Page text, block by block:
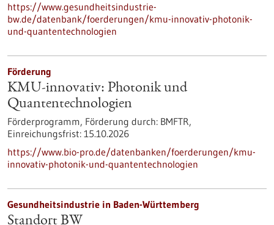
https://www.gesundheitsindustrie-
bw.de/datenbank/foerderungen/kmu-innovativ-photonik-
und-quantentechnologien
Förderung
KMU-innovativ: Photonik und
Quantentechnologien
Förderprogramm, Förderung durch: BMFTR,
Einreichungsfrist: 15.10.2026
https://www.bio-pro.de/datenbanken/foerderungen/kmu-
innovativ-photonik-und-quantentechnologien
Gesundheitsindustrie in Baden-Württemberg
Standort BW